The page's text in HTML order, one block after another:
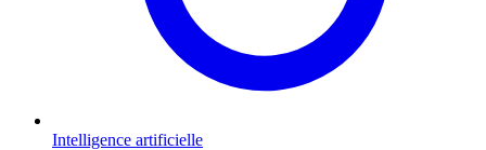
Intelligence artificielle